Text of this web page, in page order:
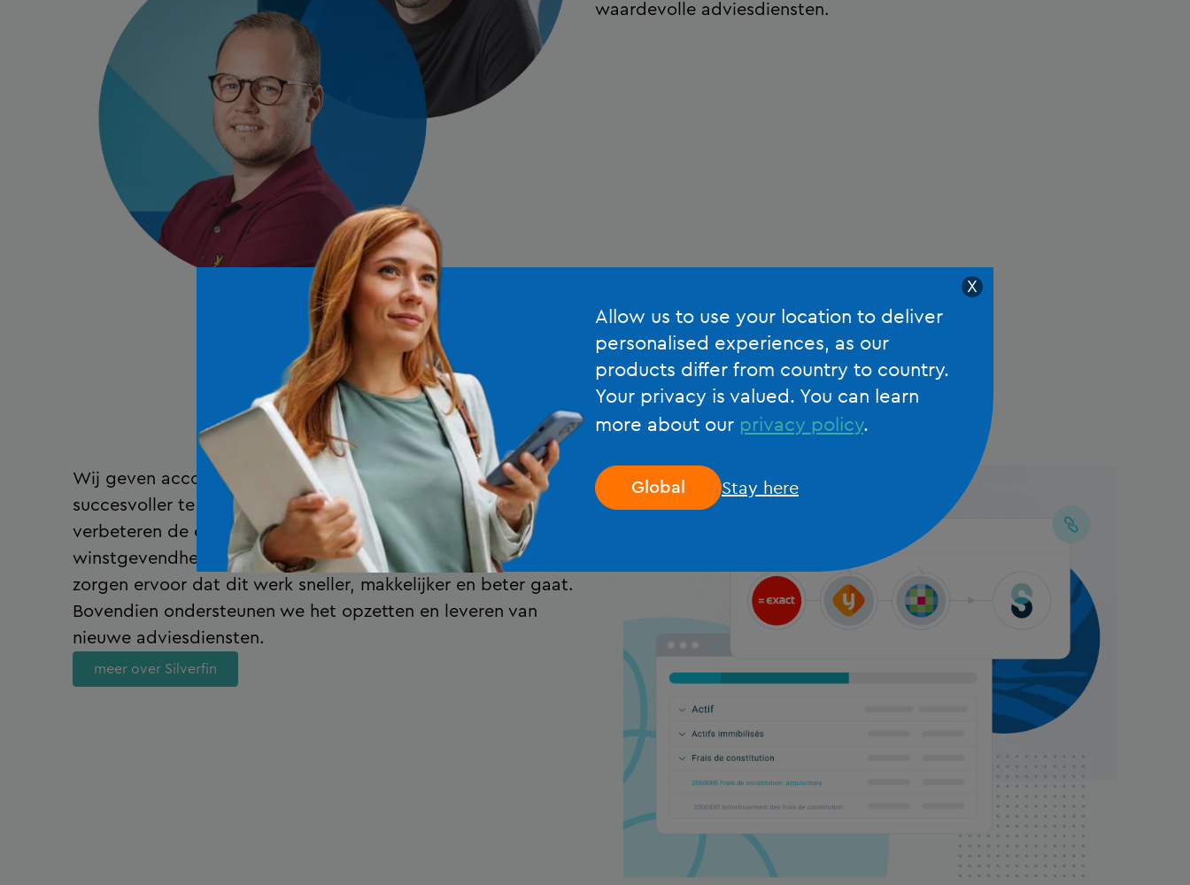
waardevolle adviesdiensten.
Wij geven accountants de technologie en de tools om
succesvoller te zijn. Voor zichzelf. Voor hun klanten. We
verbeteren de efficiency, concurrentiekracht en
winstgevendheid van compliance en verslaglegging. We
zorgen ervoor dat dit werk sneller, makkelijker en beter gaat.
Bovendien ondersteunen we het opzetten en leveren van
nieuwe adviesdiensten.
meer over Silverfin
X
Allow us to use your location to deliver
personalised experiences, as our
products differ from country to country.
Your privacy is valued. You can learn
more about our privacy policy.
Global Stay here